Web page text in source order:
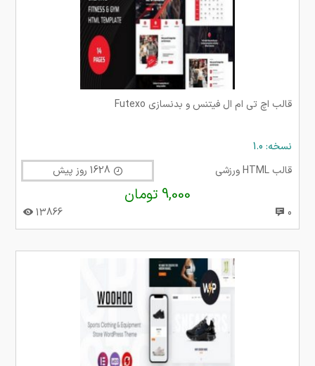
قالب اچ تی ام ال فیتنس و بدنسازی Futexo
نسخه: 1.0
قالب HTML ورزشی
9,000 تومان
0
13866